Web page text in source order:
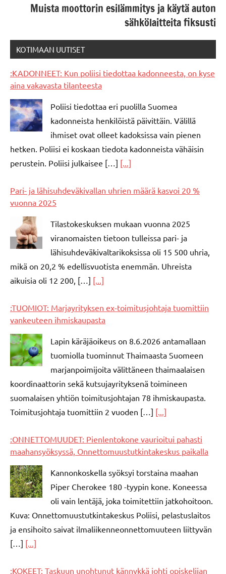
Muista moottorin esilämmitys ja käytä auton
sähkölaitteita fiksusti
KOTIMAAN UUTISET
:KADONNEET: Kun poliisi tiedottaa kadonneesta, on kyse
aina vakavasta tilanteesta
Poliisi tiedottaa eri puolilla Suomea
kadonneista henkilöistä päivittäin. Välillä
ihmiset ovat olleet kadoksissa vain pienen
hetken. Poliisi ei koskaan tiedota kadonneista vähäisin
perustein. Poliisi julkaisee […] [...]
Pari- ja lähisuhdeväkivallan uhrien määrä kasvoi 20 %
vuonna 2025
Tilastokeskuksen mukaan vuonna 2025
viranomaisten tietoon tulleissa pari- ja
lähisuhdeväkivaltarikoksissa oli 15 500 uhria,
mikä on 20,2 % edellisvuotista enemmän. Uhreista
aikuisia oli 12 200, […] [...]
:TUOMIOT: Marjayrityksen ex-toimitusjohtaja tuomittiin
vankeuteen ihmiskaupasta
Lapin käräjäoikeus on 8.6.2026 antamallaan
tuomiolla tuominnut Thaimaasta Suomeen
marjanpoimijoita välittäneen thaimaalaisen
koordinaattorin sekä kutsujayrityksenä toimineen
suomalaisen yhtiön toimitusjohtajan 78 ihmiskaupasta.
Toimitusjohtaja tuomittiin 2 vuoden […] [...]
:ONNETTOMUUDET: Pienlentokone vaurioitui pahasti
maahansyöksyssä, Onnettomuustutkintakeskus paikalla
Kannonkoskella syöksyi torstaina maahan
Piper Cherokee 180 -tyypin kone. Koneessa
oli vain lentäjä, joka toimitettiin jatkohoitoon.
Kuva: Onnettomuustutkintakeskus Poliisi, pelastuslaitos
ja ensihoito saivat ilmaliikenneonnettomuuteen liittyvän
[…] [...]
:KOKEET: Taskuun unohtunut kännykkä johti opiskelijan